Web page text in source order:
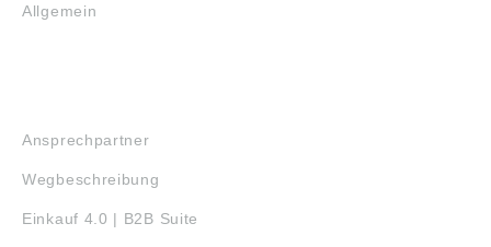
Allgemein
Ansprechpartner
Wegbeschreibung
Einkauf 4.0 | B2B Suite